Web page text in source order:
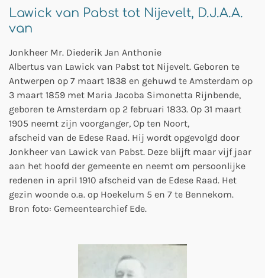
Lawick van Pabst tot Nijevelt, D.J.A.A.
van
Jonkheer Mr. Diederik Jan Anthonie
Albertus van Lawick van Pabst tot Nijevelt. Geboren te
Antwerpen op 7 maart 1838 en gehuwd te Amsterdam op
3 maart 1859 met Maria Jacoba Simonetta Rijnbende,
geboren te Amsterdam op 2 februari 1833. Op 31 maart
1905 neemt zijn voorganger, Op ten Noort,
afscheid van de Edese Raad. Hij wordt opgevolgd door
Jonkheer van Lawick van Pabst. Deze blijft maar vijf jaar
aan het hoofd der gemeente en neemt om persoonlijke
redenen in april 1910 afscheid van de Edese Raad. Het
gezin woonde o.a. op Hoekelum 5 en 7 te Bennekom.
Bron foto: Gemeentearchief Ede.